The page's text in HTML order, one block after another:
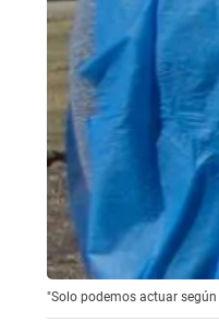
"Solo podemos actuar